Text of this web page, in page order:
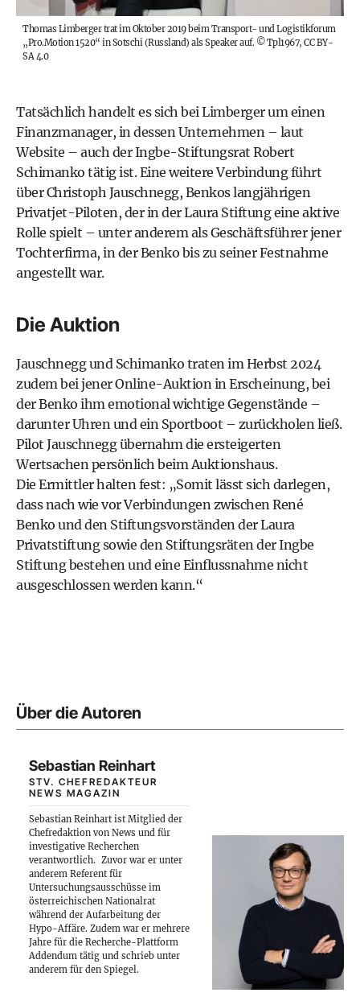
Thomas Limberger trat im Oktober 2019 beim Transport- und Logistikforum
„Pro.Motion 1520“ in Sotschi (Russland) als Speaker auf. ©Tpl1967, CC BY-
SA 4.0
Tatsächlich handelt es sich bei Limberger um einen
Finanzmanager, in dessen Unternehmen – laut
Website – auch der Ingbe-Stiftungsrat Robert
Schimanko tätig ist. Eine weitere Verbindung führt
über Christoph Jauschnegg, Benkos langjährigen
Privatjet-Piloten, der in der Laura Stiftung eine aktive
Rolle spielt – unter anderem als Geschäftsführer jener
Tochterfirma, in der Benko bis zu seiner Festnahme
angestellt war.
Die Auktion
Jauschnegg und Schimanko traten im Herbst 2024
zudem bei jener Online-Auktion in Erscheinung, bei
der Benko ihm emotional wichtige Gegenstände –
darunter Uhren und ein Sportboot – zurückholen ließ.
Pilot Jauschnegg übernahm die ersteigerten
Wertsachen persönlich beim Auktionshaus.
Die Ermittler halten fest: „Somit lässt sich darlegen,
dass nach wie vor Verbindungen zwischen René
Benko und den Stiftungsvorständen der Laura
Privatstiftung sowie den Stiftungsräten der Ingbe
Stiftung bestehen und eine Einflussnahme nicht
ausgeschlossen werden kann.“
Über die Autoren
Sebastian Reinhart
STV. CHEFREDAKTEUR
NEWS MAGAZIN
Sebastian Reinhart ist Mitglied der
Chefredaktion von News und für
investigative Recherchen
verantwortlich. Zuvor war er unter
anderem Referent für
Untersuchungsausschüsse im
österreichischen Nationalrat
während der Aufarbeitung der
Hypo-Affäre. Zudem war er mehrere
Jahre für die Recherche-Plattform
Addendum tätig und schrieb unter
anderem für den Spiegel.